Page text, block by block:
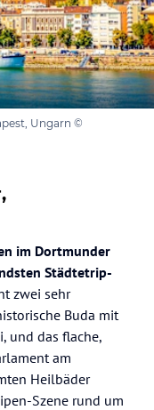
Ungarn ©
im Dortmunder
Städtetrip-
zwei sehr
Buda mit
und das flache,
am
Heilbäder
Szene rund um